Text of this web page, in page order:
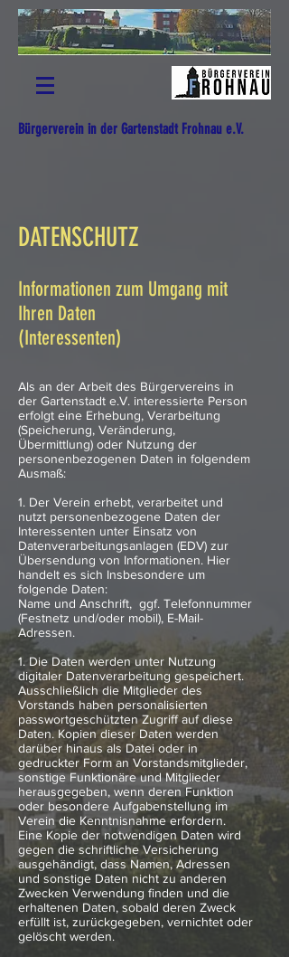
Bürgerverein in der Gartenstadt Frohnau e.V.
DATENSCHUTZ
Informationen zum Umgang mit
Ihren Daten
(Interessenten)
Als an der Arbeit des Bürgervereins in
der Gartenstadt e.V. interessierte Person
erfolgt eine Erhebung, Verarbeitung
(Speicherung, Veränderung,
Übermittlung) oder Nutzung der
personenbezogenen Daten in folgendem
Ausmaß:
1. Der Verein erhebt, verarbeitet und
nutzt personenbezogene Daten der
Interessenten unter Einsatz von
Datenverarbeitungsanlagen (EDV) zur
Übersendung von Informationen. Hier
handelt es sich Insbesondere um
folgende Daten:
Name und Anschrift, ggf. Telefonnummer
(Festnetz und/oder mobil), E-Mail-
Adressen.
1. Die Daten werden unter Nutzung
digitaler Datenverarbeitung gespeichert.
Ausschließlich die Mitglieder des
Vorstands haben personalisierten
passwortgeschützten Zugriff auf diese
Daten. Kopien dieser Daten werden
darüber hinaus als Datei oder in
gedruckter Form an Vorstandsmitglieder,
sonstige Funktionäre und Mitglieder
herausgegeben, wenn deren Funktion
oder besondere Aufgabenstellung im
Verein die Kenntnisnahme erfordern.
Eine Kopie der notwendigen Daten wird
gegen die schriftliche Versicherung
ausgehändigt, dass Namen, Adressen
und sonstige Daten nicht zu anderen
Zwecken Verwendung finden und die
erhaltenen Daten, sobald deren Zweck
erfüllt ist, zurückgegeben, vernichtet oder
gelöscht werden.